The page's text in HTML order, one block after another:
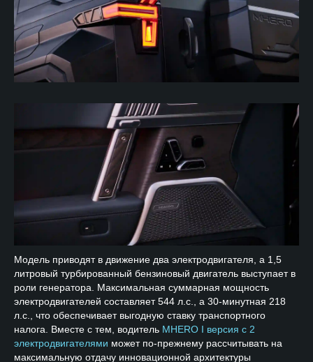
Модель приводят в движение два электродвигателя, а 1,5
литровый турбированный бензиновый двигатель выступает в
роли генератора. Максимальная суммарная мощность
электродвигателей составляет 544 л.с., а 30-минутная 218
л.с., что обеспечивает выгодную ставку транспортного
налога. Вместе с тем, водитель MHERO I версия с 2
электродвигателями может по-прежнему рассчитывать на
максимальную отдачу инновационной архитектуры